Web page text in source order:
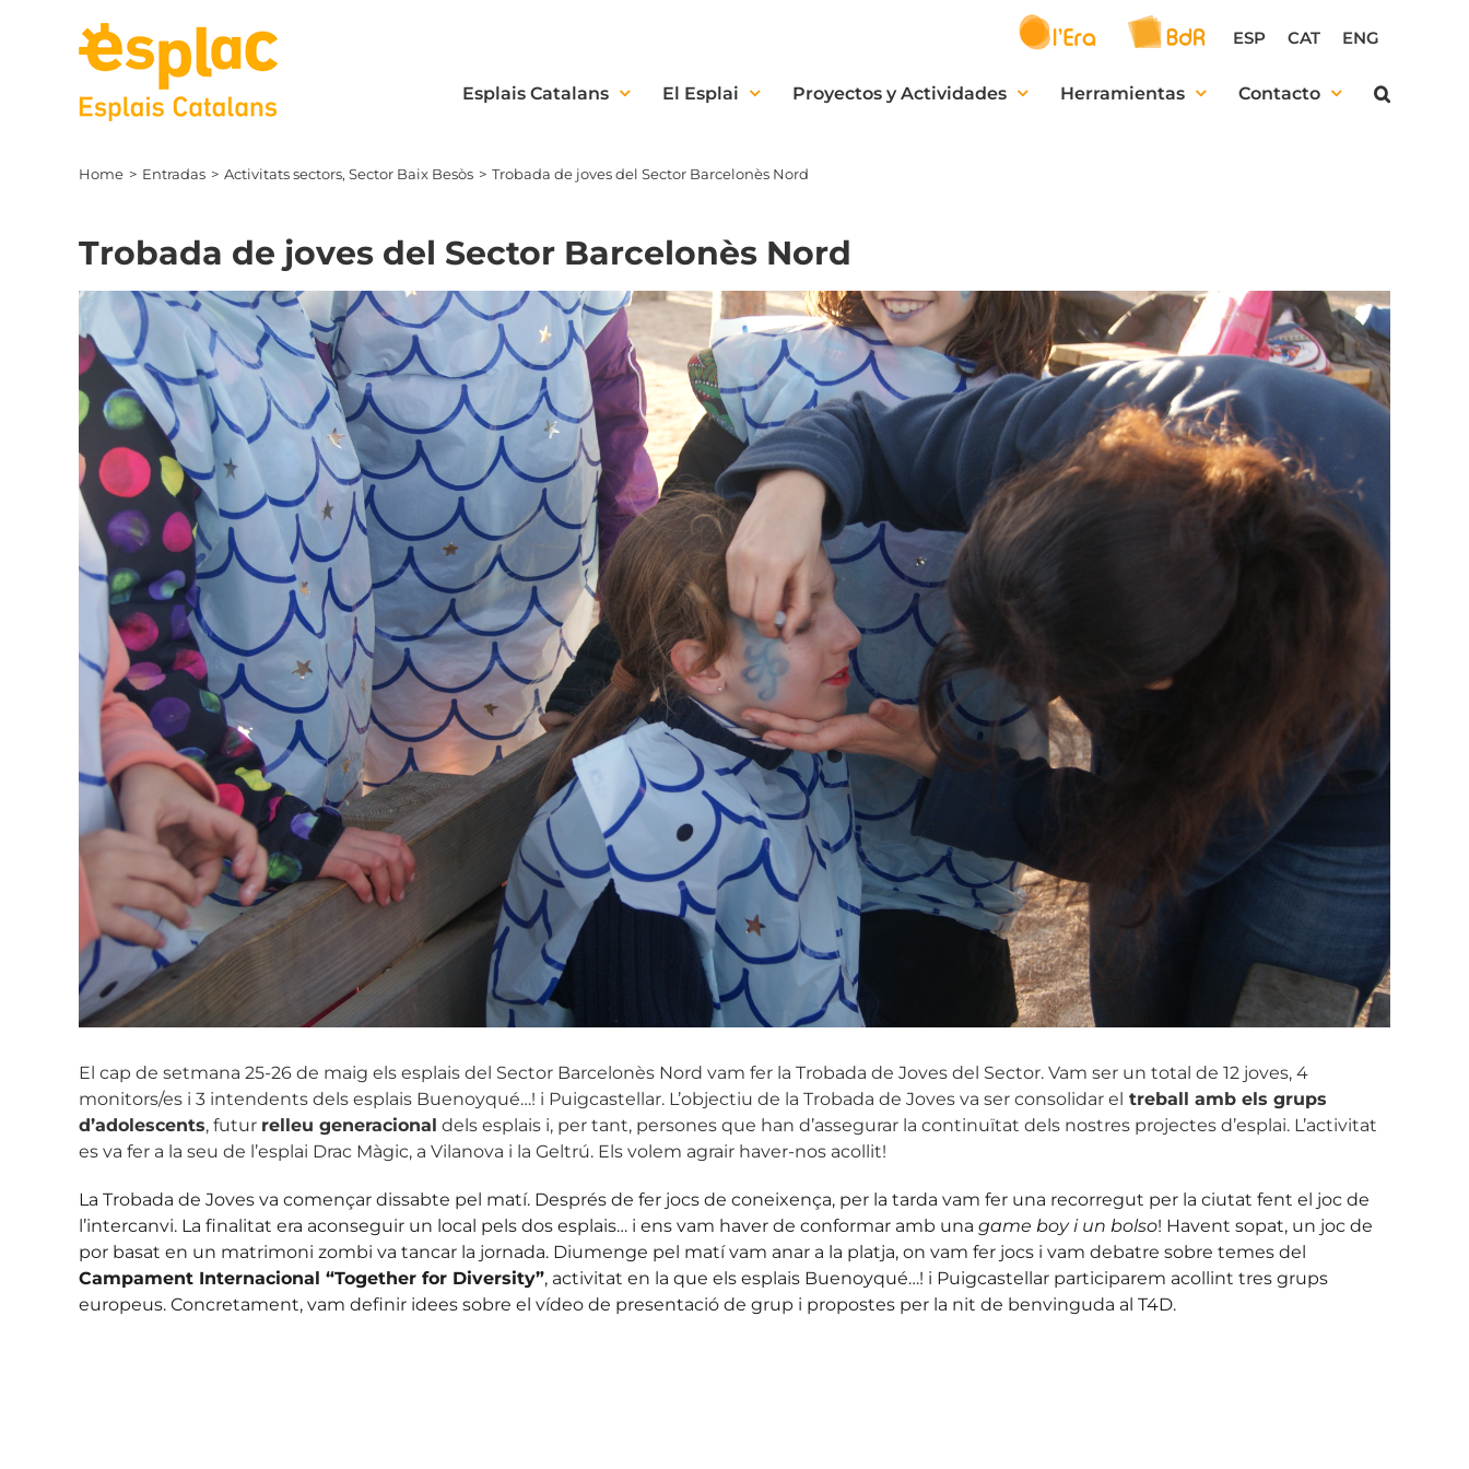
ESP CAT ENG
Esplais Catalans El Esplai Proyectos y Actividades Herramientas Contacto
Home Entradas Activitats sectors Sector Baix Besòs Trobada de joves del Sector Barcelonès Nord
Trobada de joves del Sector Barcelonès Nord
View
Larger
Image
El cap de setmana 25-26 de maig els esplais del Sector Barcelonès Nord vam fer la Trobada de Joves del Sector. Vam ser un total de 12 joves, 4
monitors/es i 3 intendents dels esplais Buenoyqué…! i Puigcastellar. L’objectiu de la Trobada de Joves va ser consolidar el treball amb els grups
d’adolescents, futur relleu generacional dels esplais i, per tant, persones que han d’assegurar la continuïtat dels nostres projectes d’esplai. L’activitat
es va fer a la seu de l’esplai Drac Màgic, a Vilanova i la Geltrú. Els volem agrair haver-nos acollit!
La Trobada de Joves va començar dissabte pel matí. Després de fer jocs de coneixença, per la tarda vam fer una recorregut per la ciutat fent el joc de
l’intercanvi. La finalitat era aconseguir un local pels dos esplais… i ens vam haver de conformar amb una game boy i un bolso! Havent sopat, un joc de
por basat en un matrimoni zombi va tancar la jornada. Diumenge pel matí vam anar a la platja, on vam fer jocs i vam debatre sobre temes del
Campament Internacional “Together for Diversity”, activitat en la que els esplais Buenoyqué…! i Puigcastellar participarem acollint tres grups
europeus. Concretament, vam definir idees sobre el vídeo de presentació de grup i propostes per la nit de benvinguda al T4D.